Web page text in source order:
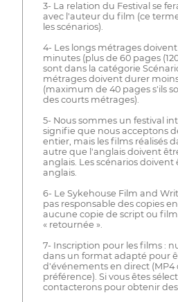
3- La relation du Festival se
avec l'auteur du film (ce
les scénarios).
4- Les longs métrages
minutes (plus de 60 pages
sont dans la catégorie
métrages doivent durer
(maximum de 40 pages s'ils
des courts métrages).
5- Nous sommes un festival
signifie que nous acceptons
entier, mais les films réalisés
autre que l'anglais doivent
anglais. Les scénarios doivent
anglais.
6- Le Sykehouse Film and
pas responsable des copies
aucune copie de script ou film
« retournée ».
7- Inscription pour les films :
dans un format adapté pour
d'événements en direct (MP4
préférence). Si vous êtes
contacterons pour obtenir